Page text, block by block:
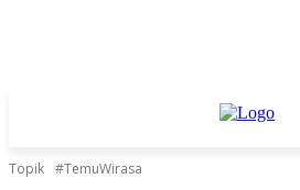
Topik #TemuWirasa